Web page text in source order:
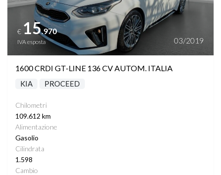
€ 15.970
IVA esposta 03/2019
1600 CRDI GT-LINE 136 CV AUTOM. ITALIA
KIA PROCEED
Chilometri
109.612 km
Alimentazione
Gasolio
Cilindrata
1.598
Cambio